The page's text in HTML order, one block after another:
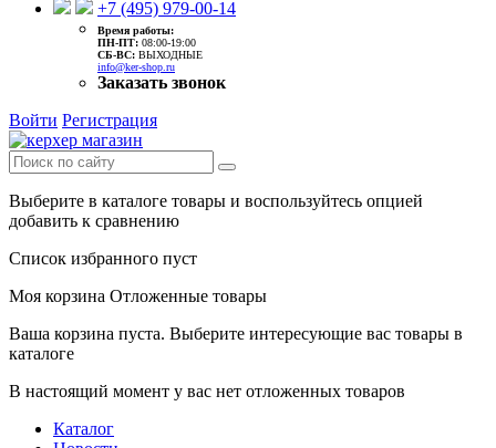
+7 (495) 979-00-14
Время работы:
ПН-ПТ: 08:00-19:00
CБ-ВС: ВЫХОДНЫЕ
info@ker-shop.ru
Заказать звонок
Войти Регистрация
Выберите в каталоге товары и воспользуйтесь опцией
добавить к сравнению
Список избранного пуст
Моя корзина Отложенные товары
Ваша корзина пуста. Выберите интересующие вас товары в
каталоге
В настоящий момент у вас нет отложенных товаров
Каталог